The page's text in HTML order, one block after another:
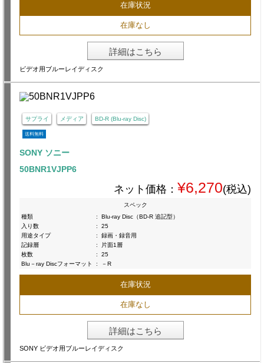
在庫状況
在庫なし
詳細はこちら
ビデオ用ブルーレイディスク
サプライ メディア BD-R (Blu-ray Disc)
送料無料
SONY ソニー
50BNR1VJPP6
ネット価格： ¥6,270(税込)
スペック
種類
:
Blu-ray Disc（BD-R 追記型）
入り数
:
25
用途タイプ
:
録画・録音用
記録層
:
片面1層
枚数
:
25
Blu－ray Discフォーマット
: －R
在庫状況
在庫なし
詳細はこちら
SONY ビデオ用ブルーレイディスク